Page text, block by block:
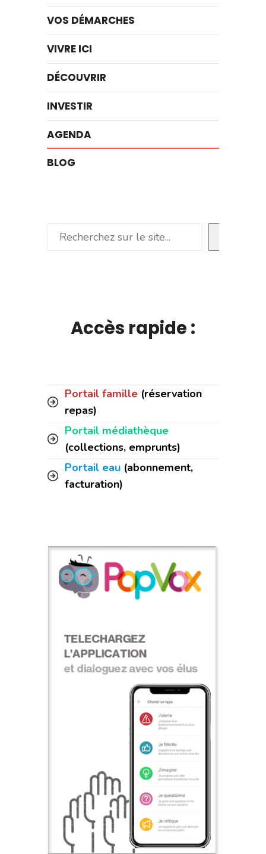
VOS DÉMARCHES
VIVRE ICI
DÉCOUVRIR
INVESTIR
AGENDA
BLOG
Rechercher
Accès rapide :
Portail famille (réservation
repas)
Portail médiathèque
(collections, emprunts)
Portail eau (abonnement,
facturation)